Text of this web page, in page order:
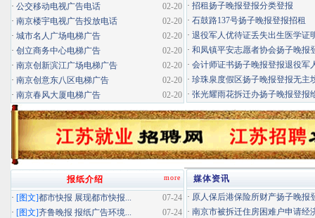
· 招租扬子晚报登报分类登报
· 石鼓路137号扬子晚报登报招租
· 退役军人优待证丢失出生医学证
· 和凤镇平安志愿者协会扬子晚报
· 会计师证书扬子晚报登报退役军
· 珍珠泉度假区扬子晚报登报无主
· 张光耀雨花拆迁办扬子晚报登报
02-20
· 公交移动电视广告电话
02-20
· 南京楼宇电视广告投放电话
02-20
· 城市名人广场电梯广告
02-20
· 创立商务中心电梯广告
02-20
· 南京创新滨江广场电梯广告
02-20
· 南京创意东八区电梯广告
02-20
· 南京春风大厦电梯广告
媒体资讯
· 原人保后港保险所财产扬子晚报
· 南京市被拆迁住房困难户申请经
more
报纸介绍
07-24
· [图文]都市快报 展现都市快报...
07-24
· [图文]齐鲁晚报 报纸广告环境...